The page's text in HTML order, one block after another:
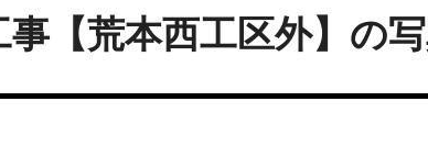
【荒本西工区外】の